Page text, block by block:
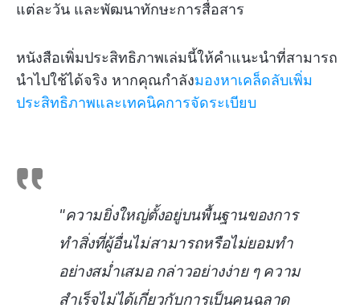
แต่ละวัน และพัฒนาทักษะการสื่อสาร
หนังสือเพิ่มประสิทธิภาพเล่มนี้ให้คำแนะนำที่สามารถ
นำไปใช้ได้จริง หากคุณกำลังมองหาเคล็ดลับเพิ่ม
ประสิทธิภาพและเทคนิคการจัดระเบียบ
"ความยิ่งใหญ่ตั้งอยู่บนพื้นฐานของการ
ทำสิ่งที่ผู้อื่นไม่สามารถหรือไม่ยอมทำ
อย่างสม่ำเสมอ กล่าวอย่างง่าย ๆ ความ
สำเร็จไม่ได้เกี่ยวกับการเป็นคนฉลาด